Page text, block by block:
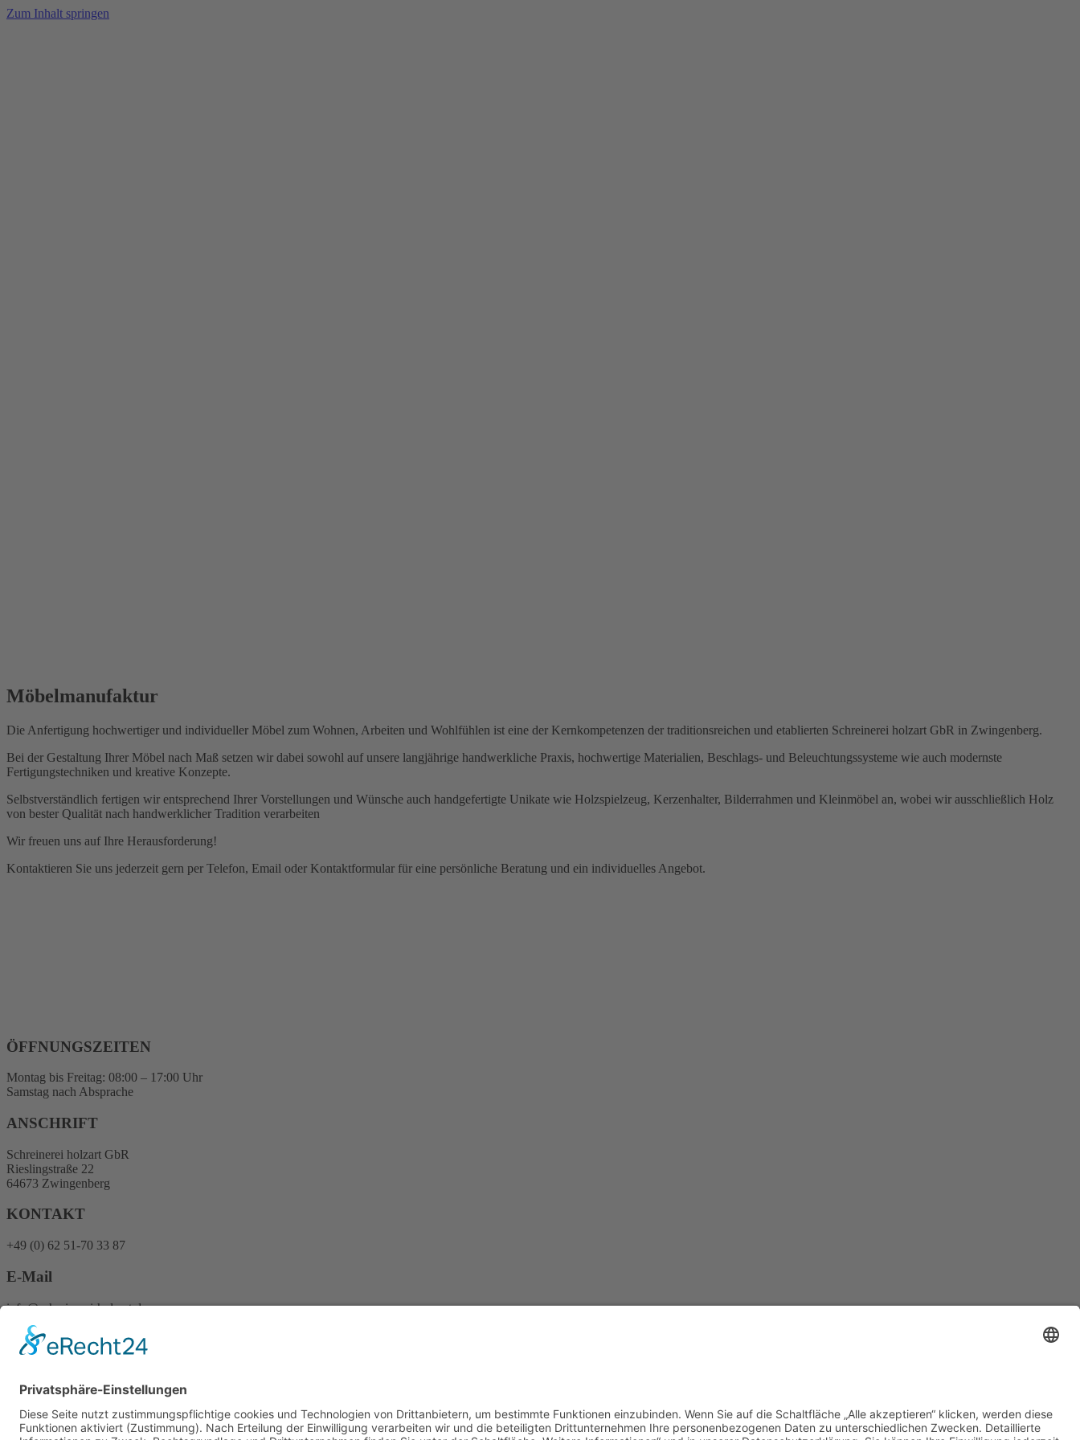
Zum Inhalt springen
Möbelmanufaktur
Die Anfertigung hochwertiger und individueller Möbel zum Wohnen, Arbeiten und Wohlfühlen ist eine der Kernkompetenzen der traditionsreichen und etablierten Schreinerei holzart GbR in Zwingenberg.
Bei der Gestaltung Ihrer Möbel nach Maß setzen wir dabei sowohl auf unsere langjährige handwerkliche Praxis, hochwertige Materialien, Beschlags- und Beleuchtungssysteme wie auch modernste
Fertigungstechniken und kreative Konzepte.
Selbstverständlich fertigen wir entsprechend Ihrer Vorstellungen und Wünsche auch handgefertigte Unikate wie Holzspielzeug, Kerzenhalter, Bilderrahmen und Kleinmöbel an, wobei wir ausschließlich Holz
von bester Qualität nach handwerklicher Tradition verarbeiten
Wir freuen uns auf Ihre Herausforderung!
Kontaktieren Sie uns jederzeit gern per Telefon, Email oder Kontaktformular für eine persönliche Beratung und ein individuelles Angebot.
ÖFFNUNGSZEITEN
Montag bis Freitag: 08:00 – 17:00 Uhr
Samstag nach Absprache
ANSCHRIFT
Schreinerei holzart GbR
Rieslingstraße 22
64673 Zwingenberg
KONTAKT
+49 (0) 62 51-70 33 87
E-Mail
info@schreinerei-holzart.de